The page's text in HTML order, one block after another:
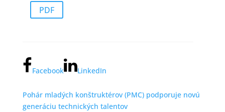
PDF
Facebook LinkedIn
Pohár mladých konštruktérov (PMC) podporuje novú
generáciu technických talentov